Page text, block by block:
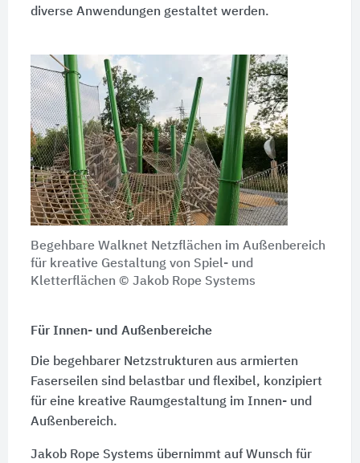
diverse Anwendungen gestaltet werden.
Begehbare Walknet Netzflächen im Außenbereich
für kreative Gestaltung von Spiel- und
Kletterflächen © Jakob Rope Systems
Für Innen- und Außenbereiche
Die begehbarer Netzstrukturen aus armierten
Faserseilen sind belastbar und flexibel, konzipiert
für eine kreative Raumgestaltung im Innen- und
Außenbereich.
Jakob Rope Systems übernimmt auf Wunsch für